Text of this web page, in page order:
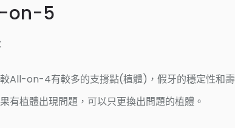
on-5
：
All-on-4有較多的支撐點(植體)，假牙的穩定性和壽
有植體出現問題，可以只更換出問題的植體。